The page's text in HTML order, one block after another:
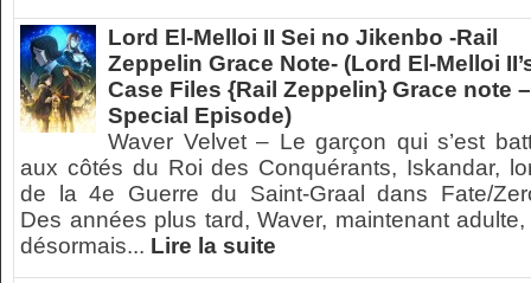
Lord El-Melloi II Sei no Jikenbo -Rail
Zeppelin Grace Note- (Lord El-Melloi
Case Files {Rail Zeppelin} Grace note –
Special Episode)
Waver Velvet – Le garçon qui s’est
aux côtés du Roi des Conquérants, Iskandar,
de la 4e Guerre du Saint-Graal dans Fate/
Des années plus tard, Waver, maintenant
désormais... Lire la suite